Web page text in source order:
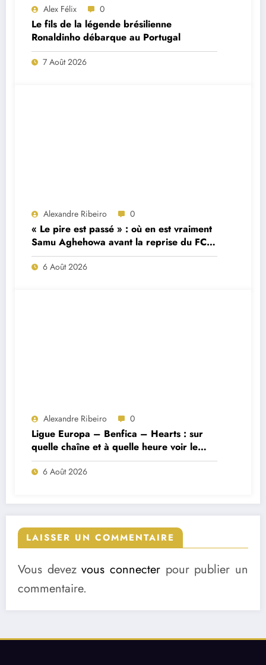
Alex Félix 0
Le fils de la légende brésilienne
Ronaldinho débarque au Portugal
7 Août 2026
Alexandre Ribeiro 0
« Le pire est passé » : où en est vraiment
Samu Aghehowa avant la reprise du FC
Porto ?
6 Août 2026
Alexandre Ribeiro 0
Ligue Europa – Benfica – Hearts : sur
quelle chaîne et à quelle heure voir le
match ?
6 Août 2026
LAISSER UN COMMENTAIRE
Vous devezvous connecter pour publier un
commentaire.